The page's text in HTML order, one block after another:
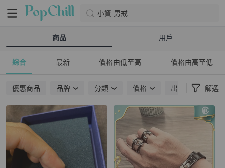
小資 男戒
商品 用戶
綜合 最新 價格由低至高 價格由高至低
優惠商品 品牌 分類 價格 出貨地點 篩選